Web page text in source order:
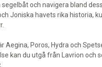
och navigera bland
Joniska havets rika historia,
Poros, Hydra och
kan du utgå från Lavrion och